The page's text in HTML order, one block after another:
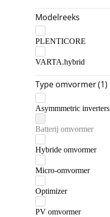
Modelreeks
PLENTICORE
VARTA.hybrid
Type omvormer(1)
Asymmmetric inverters
Batterij omvormer
Hybride omvormer
Micro-omvormer
Optimizer
PV omvormer